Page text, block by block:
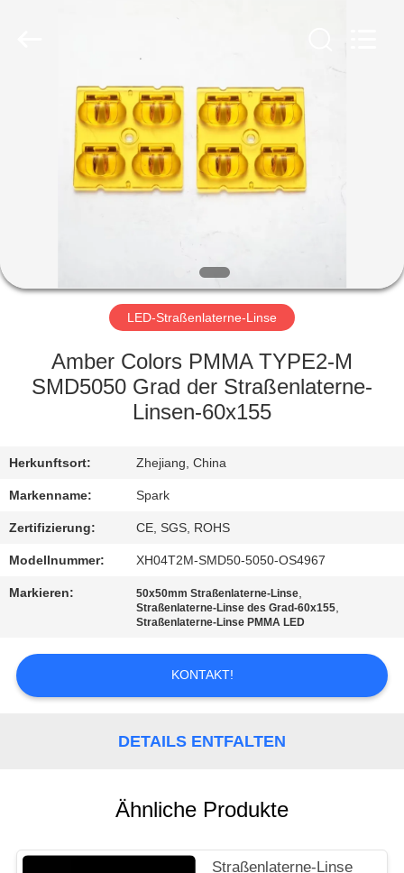
HAUSE
PRODUKTE
UNS
WERKSBESICHTIGUNG
QUALITÄTSKONTROLLE
MIT
UNS
NEUIGKEITEN
RECHTSSACHEN
BITTE
UM
SEITENVERZEICHNIS
LED-Straßenlaterne-Linse
Amber Colors PMMA TYPE2-M
SMD5050 Grad der Straßenlaterne-
Linsen-60x155
Herkunftsort: Zhejiang, China
Markenname: Spark
Zertifizierung: CE, SGS, ROHS
Modellnummer: XH04T2M-SMD50-5050-OS4967
Markieren: 50x50mm Straßenlaterne-Linse,
Straßenlaterne-Linse des Grad-60x155,
Straßenlaterne-Linse PMMA LED
KONTAKT!
DETAILS ENTFALTEN
Ähnliche Produkte
Straßenlaterne-Linse